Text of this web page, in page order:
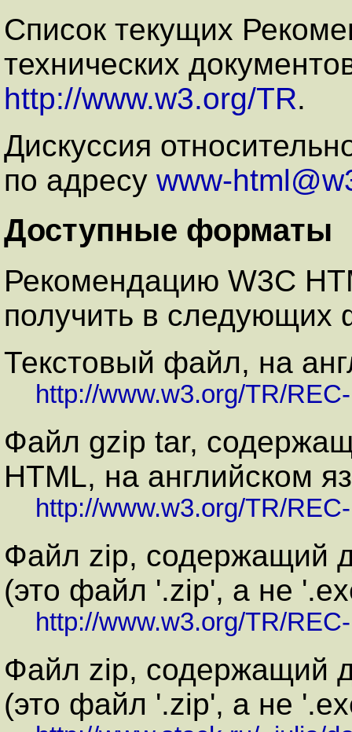
Список текущих
технических
http://www.w3.org/TR.
Дискуссия
по адресу www-
Доступные форматы
Рекомендацию W3C
получить в следующих
Текстовый файл, на
http://www.w3.org/TR/
Файл gzip tar,
HTML, на английском
http://www.w3.org/TR/
Файл zip, содержащий
(это файл '.zip', а не
http://www.w3.org/TR/
Файл zip, содержащий
(это файл '.zip', а не